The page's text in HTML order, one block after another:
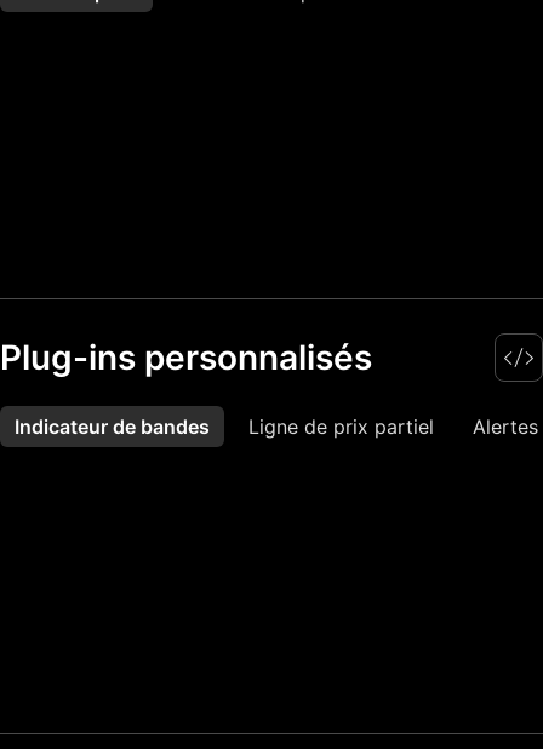
Plug-ins personnalisés
Indicateur de bandes Ligne de prix partiel
Plus